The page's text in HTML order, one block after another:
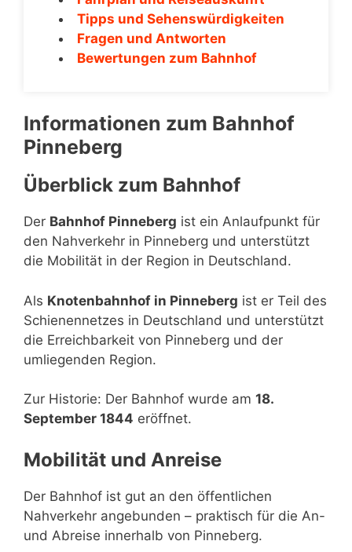
Tipps und Sehenswürdigkeiten
Fragen und Antworten
Bewertungen zum Bahnhof
Informationen zum Bahnhof
Pinneberg
Überblick zum Bahnhof
Der Bahnhof Pinneberg ist ein Anlaufpunkt für
den Nahverkehr in Pinneberg und unterstützt
die Mobilität in der Region in Deutschland.
Als Knotenbahnhof in Pinneberg ist er Teil des
Schienennetzes in Deutschland und unterstützt
die Erreichbarkeit von Pinneberg und der
umliegenden Region.
Zur Historie: Der Bahnhof wurde am 18.
September 1844 eröffnet.
Mobilität und Anreise
Der Bahnhof ist gut an den öffentlichen
Nahverkehr angebunden – praktisch für die An-
und Abreise innerhalb von Pinneberg.